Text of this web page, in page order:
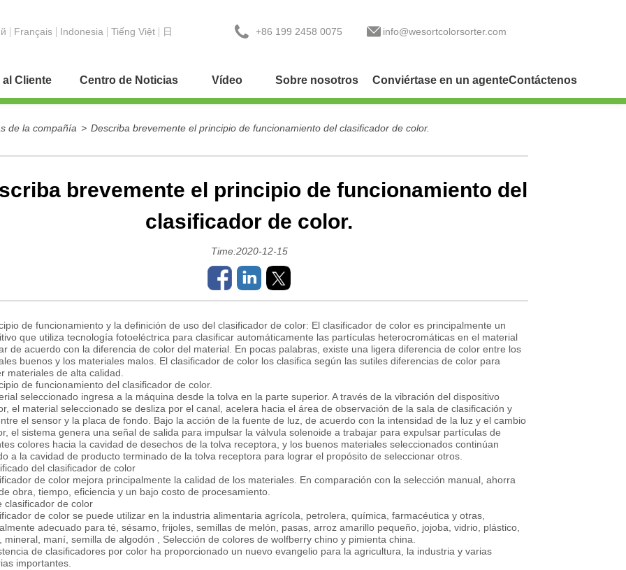
+86 199 2458 0075
Français Indonesia Tiếng Việt
日
info@wesortcolorsorter.com
Cliente Centro de Noticias Vídeo Sobre nosotros Conviértase en un agenteContáctenos
de la compañía > Describa brevemente el principio de funcionamiento del clasificador de color.
brevemente el principio de funcionamiento del
clasificador de color.
Time:2020-12-15
de funcionamiento y la definición de uso del clasificador de color: El clasificador de color es principalmente un
que utiliza tecnología fotoeléctrica para clasificar automáticamente las partículas heterocromáticas en el material
de acuerdo con la diferencia de color del material. En pocas palabras, existe una ligera diferencia de color entre los
buenos y los materiales malos. El clasificador de color los clasifica según las sutiles diferencias de color para
materiales de alta calidad.
de funcionamiento del clasificador de color.
seleccionado ingresa a la máquina desde la tolva en la parte superior. A través de la vibración del dispositivo
el material seleccionado se desliza por el canal, acelera hacia el área de observación de la sala de clasificación y
el sensor y la placa de fondo. Bajo la acción de la fuente de luz, de acuerdo con la intensidad de la luz y el cambio
el sistema genera una señal de salida para impulsar la válvula solenoide a trabajar para expulsar partículas de
colores hacia la cavidad de desechos de la tolva receptora, y los buenos materiales seleccionados continúan
a la cavidad de producto terminado de la tolva receptora para lograr el propósito de seleccionar otros.
del clasificador de color
de color mejora principalmente la calidad de los materiales. En comparación con la selección manual, ahorra
obra, tiempo, eficiencia y un bajo costo de procesamiento.
clasificador de color
de color se puede utilizar en la industria alimentaria agrícola, petrolera, química, farmacéutica y otras,
adecuado para té, sésamo, frijoles, semillas de melón, pasas, arroz amarillo pequeño, jojoba, vidrio, plástico,
mineral, maní, semilla de algodón , Selección de colores de wolfberry chino y pimienta china.
de clasificadores por color ha proporcionado un nuevo evangelio para la agricultura, la industria y varias
importantes.